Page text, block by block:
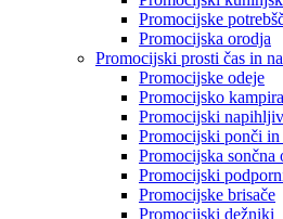
Promocijske
Promocijska orodja
Promocijski prosti čas in
Promocijske odeje
Promocijsko
Promocijski
Promocijski ponči in
Promocijska sončna
Promocijski
Promocijske brisače
Promocijski dežniki